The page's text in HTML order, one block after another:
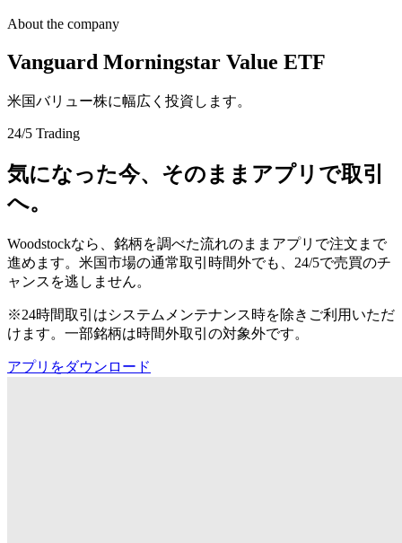
About the company
Vanguard Morningstar Value ETF
米国バリュー株に幅広く投資します。
24/5 Trading
気になった今、そのままアプリで取引
へ。
Woodstockなら、銘柄を調べた流れのままアプリで注文まで
進めます。米国市場の通常取引時間外でも、24/5で売買のチ
ャンスを逃しません。
※24時間取引はシステムメンテナンス時を除きご利用いただ
けます。一部銘柄は時間外取引の対象外です。
アプリをダウンロード